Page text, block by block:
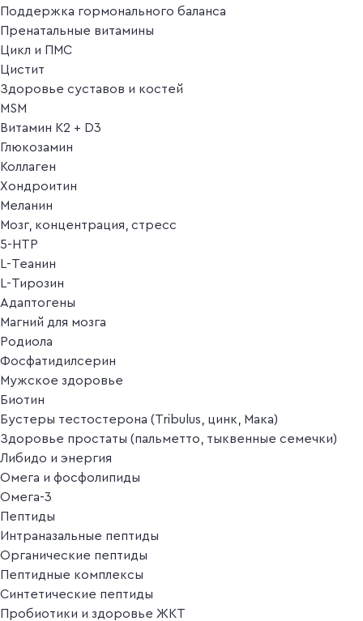
Поддержка гормонального баланса
Пренатальные витамины
Цикл и ПМС
Цистит
Здоровье суставов и костей
MSM
Витамин K2 + D3
Глюкозамин
Коллаген
Хондроитин
Меланин
Мозг, концентрация, стресс
5-HTP
L-Теанин
L-Тирозин
Адаптогены
Магний для мозга
Родиола
Фосфатидилсерин
Мужское здоровье
Биотин
Бустеры тестостерона (Tribulus, цинк, Мака)
Здоровье простаты (пальметто, тыквенные семечки)
Либидо и энергия
Омега и фосфолипиды
Омега-3
Пептиды
Интраназальные пептиды
Органические пептиды
Пептидные комплексы
Синтетические пептиды
Пробиотики и здоровье ЖКТ